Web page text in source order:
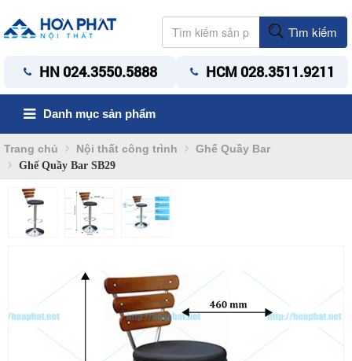
Tìm kiếm
HN 024.3550.5888 HCM 028.3511.9211
Danh mục sản phẩm
Trang chủ Nội thất công trình Ghế Quầy Bar
Ghế Quầy Bar SB29